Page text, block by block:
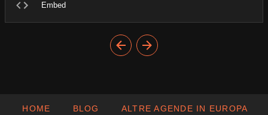
Embed
HOME BLOG ALTRE AGENDE IN EUROPA